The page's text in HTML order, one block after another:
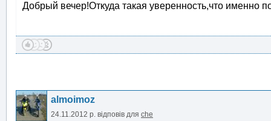
Добрый вечер!Откуда такая уверенность,что именно
almoimoz
24.11.2012 р. відповів для che